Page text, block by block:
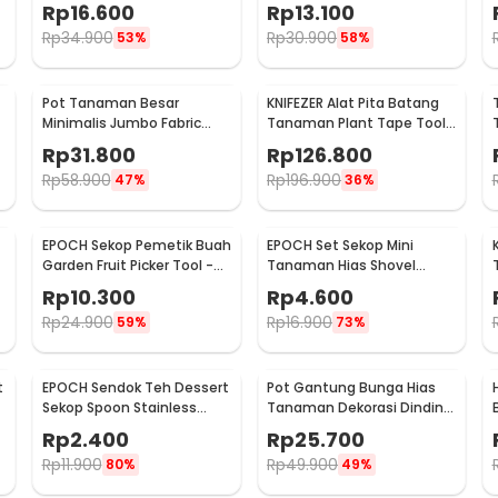
Rp16.600
Rp34.900 53%
95109
Rp13.100
Rp30.900 58%
Pot Tanaman Besar
Minimalis Jumbo Fabric
Breathable - DFT24
Rp31.800
Rp58.900 47%
KNIFEZER Alat Pita Batang
Tanaman Plant Tape Tool
Tapener Machine - VK20
Rp126.800
Rp196.90036%
EPOCH Sekop Pemetik Buah
Garden Fruit Picker Tool -
Rp10.300
Rp24.900 59%
EPOCH Set Sekop Mini
Tanaman Hias Shovel
Spade Gardening Tools 3
PCS - LXY549
Rp4.600
Rp16.900 73%
EPOCH Sendok Teh Dessert
Sekop Spoon Stainless
Rp2.400
Rp11.900 80%
Pot Gantung Bunga Hias
Tanaman Dekorasi Dinding
HY001-GR-5
Rp25.700
Rp49.900 49%